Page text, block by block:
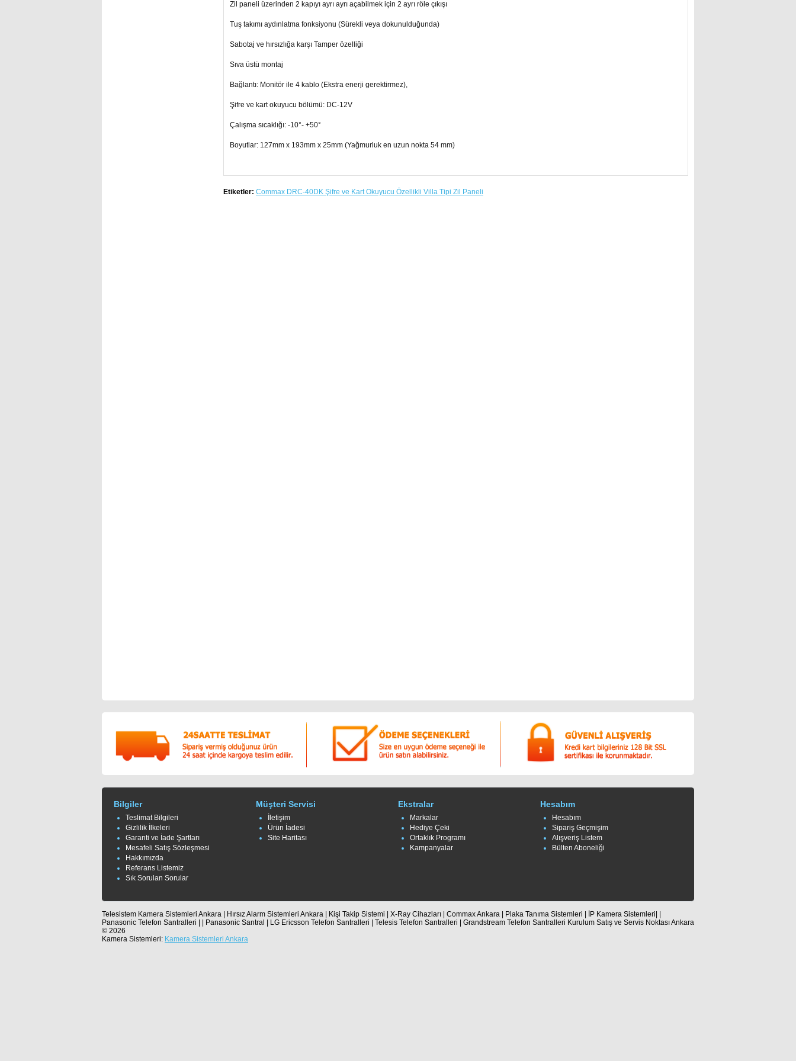
Zil paneli üzerinden 2 kapıyı ayrı ayrı açabilmek için 2 ayrı röle çıkışı
Tuş takımı aydınlatma fonksiyonu (Sürekli veya dokunulduğunda)
Sabotaj ve hırsızlığa karşı Tamper özelliği
Sıva üstü montaj
Bağlantı: Monitör ile 4 kablo (Ekstra enerji gerektirmez),
Şifre ve kart okuyucu bölümü: DC-12V
Çalışma sıcaklığı: -10°- +50°
Boyutlar: 127mm x 193mm x 25mm (Yağmurluk en uzun nokta 54 mm)
Etiketler: Commax DRC-40DK Şifre ve Kart Okuyucu Özellikli Villa Tipi Zil Paneli
Bilgiler
Teslimat Bilgileri
Gizlilik İlkeleri
Garanti ve İade Şartları
Mesafeli Satış Sözleşmesi
Hakkımızda
Referans Listemiz
Sık Sorulan Sorular
Müşteri Servisi
İletişim
Ürün İadesi
Site Haritası
Ekstralar
Markalar
Hediye Çeki
Ortaklık Programı
Kampanyalar
Hesabım
Hesabım
Sipariş Geçmişim
Alışveriş Listem
Bülten Aboneliği
Telesistem Kamera Sistemleri Ankara | Hırsız Alarm Sistemleri Ankara | Kişi Takip Sistemi | X-Ray Cihazları | Commax Ankara | Plaka Tanıma Sistemleri | İP Kamera Sistemleri| |
Panasonic Telefon Santralleri | | Panasonic Santral | LG Ericsson Telefon Santralleri | Telesis Telefon Santralleri | Grandstream Telefon Santralleri Kurulum Satış ve Servis Noktası Ankara
© 2026
Kamera Sistemleri: Kamera Sistemleri Ankara